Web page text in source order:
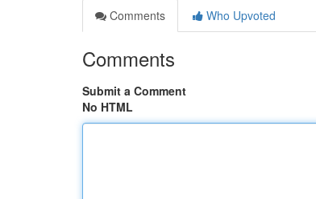
Comments
Who Upvoted
Comments
Submit a Comment
No HTML